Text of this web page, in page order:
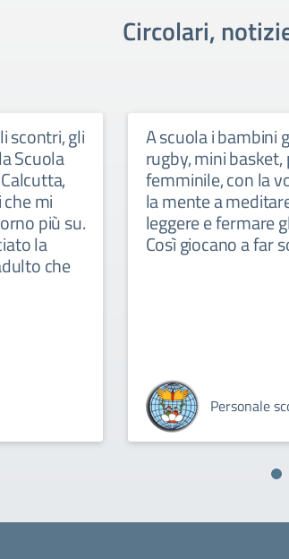
Circolari,
scontri, gli
Scuola
mi
più su.
la
che
A scuola i bambini
rugby, mini
femminile, con la
la mente a
leggere e fermare
Così giocano a far
Personale